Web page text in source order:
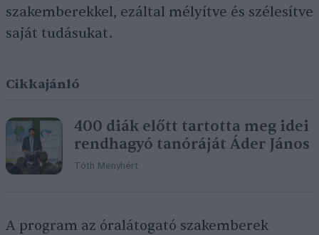
szakemberekkel, ezáltal mélyítve és szélesítve
saját tudásukat.
Cikkajánló
400 diák előtt tartotta meg idei
rendhagyó tanóráját Áder János
Tóth Menyhért
A program az óralátogató szakemberek